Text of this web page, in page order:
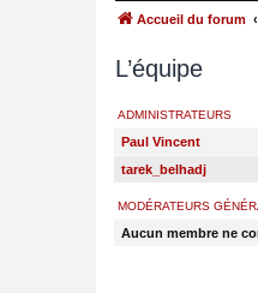
Accueil du forum
L’équipe
ADMINISTRATEURS
Paul Vincent
tarek_belhadj
MODÉRATEURS
Aucun membre ne